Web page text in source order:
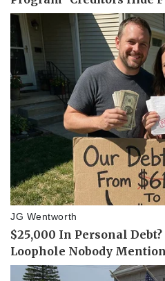
Pháp luật
Vụ án
Tin nóng
Tư vấn luật